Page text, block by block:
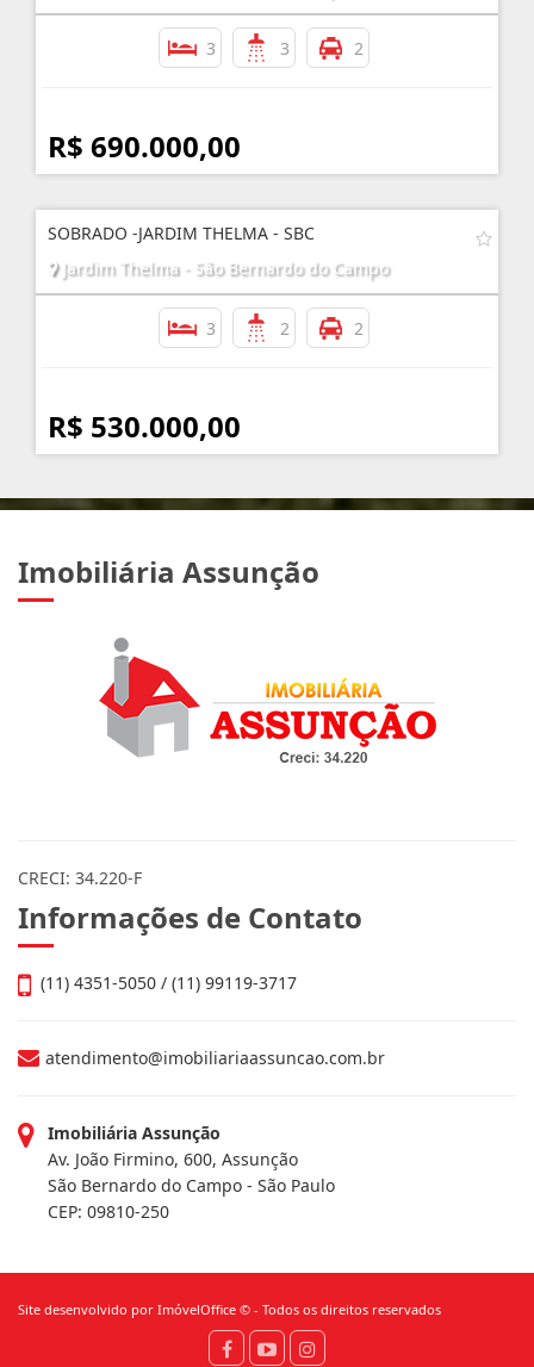
3 3 2
R$ 690.000,00
SOBRADO -JARDIM THELMA - SBC
Jardim Thelma - São Bernardo do Campo
3 2 2
R$ 530.000,00
Imobiliária Assunção
CRECI: 34.220-F
Informações de Contato
(11) 4351-5050 / (11) 99119-3717
atendimento@imobiliariaassuncao.com.br
Imobiliária Assunção
Av. João Firmino, 600, Assunção
São Bernardo do Campo - São Paulo
CEP: 09810-250
Site desenvolvido por ImóvelOffice © - Todos os direitos reservados